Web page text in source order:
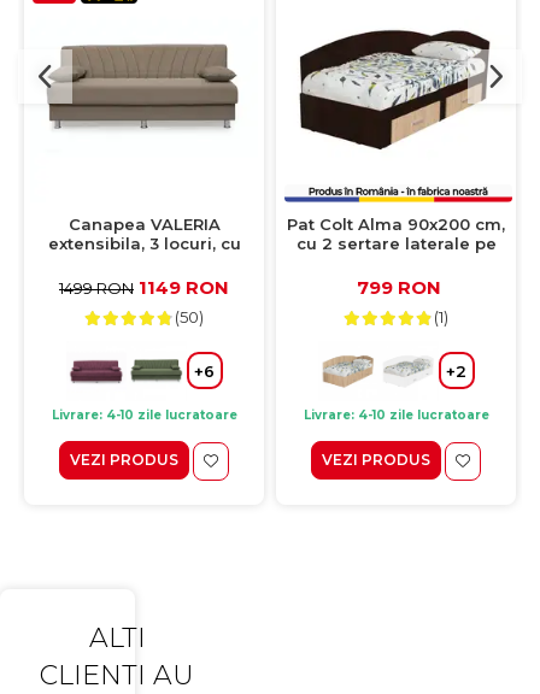
Canapea VALERIA
extensibila, 3 locuri, cu
cappuccino, 190x82x83 cm
1499 RON 1149 RON
(50)
+6
Livrare: 4-10 zile lucratoare
VEZI PRODUS
Pat Colt Alma 90x200 cm,
cu 2 sertare laterale pe
sonoma inchis + sonoma
799 RON
(1)
+2
Livrare: 4-10 zile lucratoare
VEZI PRODUS
ALTI
CLIENTI AU